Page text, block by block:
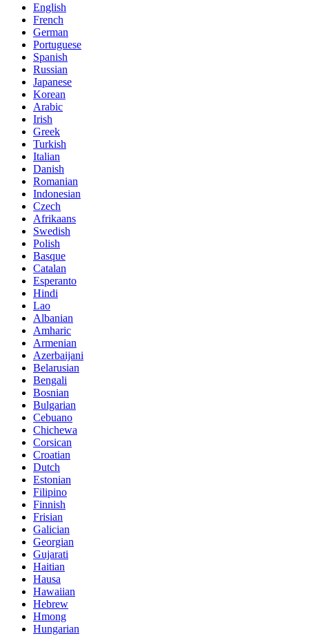
English
French
German
Portuguese
Spanish
Russian
Japanese
Korean
Arabic
Irish
Greek
Turkish
Italian
Danish
Romanian
Indonesian
Czech
Afrikaans
Swedish
Polish
Basque
Catalan
Esperanto
Hindi
Lao
Albanian
Amharic
Armenian
Azerbaijani
Belarusian
Bengali
Bosnian
Bulgarian
Cebuano
Chichewa
Corsican
Croatian
Dutch
Estonian
Filipino
Finnish
Frisian
Galician
Georgian
Gujarati
Haitian
Hausa
Hawaiian
Hebrew
Hmong
Hungarian